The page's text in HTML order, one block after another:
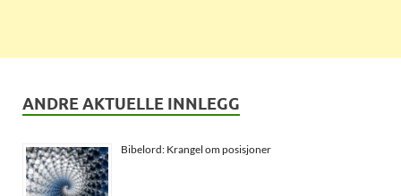
ANDRE AKTUELLE INNLEGG
Bibelord: Krangel om posisjoner